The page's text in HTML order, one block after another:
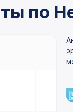
по